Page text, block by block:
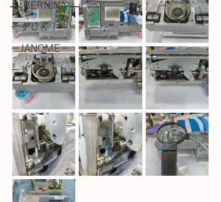
― BERNINA ―
ーＪＵＫＩー
－JANOME－
－ｂｒｏｔｈｅｒ－